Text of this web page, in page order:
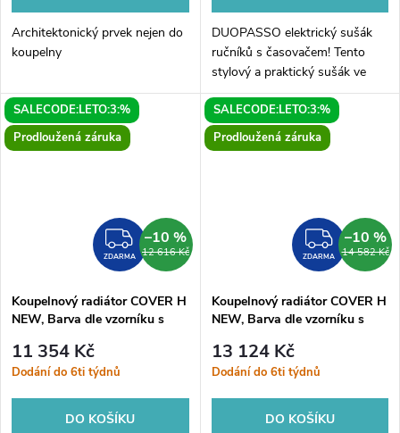
Architektonický prvek nejen do
koupelny
DUOPASSO elektrický sušák
ručníků s časovačem! Tento
stylový a praktický sušák ve
zlatém matném provedení o
rozměrech 122x1700 mm a
výkonu 45 W je ideálním
doplňkem do každé...
SALECODE:LETO:3:%
Prodloužená záruka
ZDARMA
ZDARMA 12 616 Kč
–10 %
Koupelnový radiátor COVER H
NEW, Barva dle vzorníku s
Boční 240 mm
11 354 Kč
Dodání do 6ti týdnů
DO KOŠÍKU
SALECODE:LETO:3:%
Prodloužená záruka
ZDARMA 14 582 Kč
–10 %
Koupelnový radiátor COVER H
NEW, Barva dle vzorníku s
Boční 372 mm
13 124 Kč
Dodání do 6ti týdnů
DO KOŠÍKU